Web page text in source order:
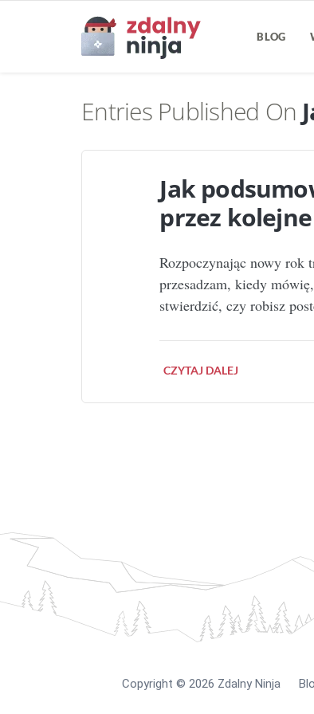
BLOG
Entries Published On
Jak
przez
Rozpoczynając nowy rok
przesadzam, kiedy
stwierdzić, czy robisz
CZYTAJ DALEJ
Copyright©️ 2026 Zdalny Ninja